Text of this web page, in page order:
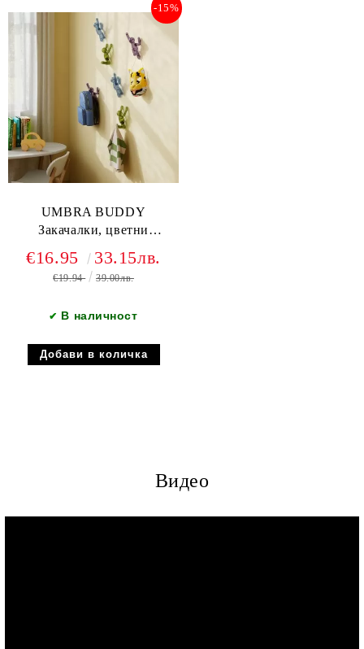
UMBRA BUDDY
Закачалки, цветни
-15%
€16.95 33.15лв.
€19.94 39.00лв.
✔ В наличност
Видео